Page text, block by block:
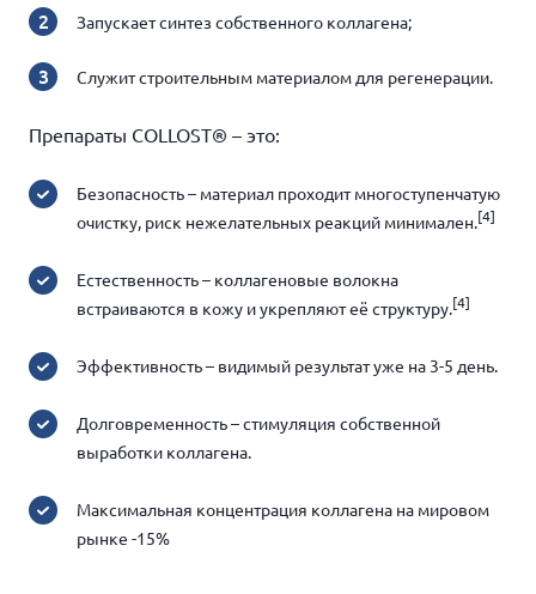
Запускает синтез собственного коллагена;
Служит строительным материалом для регенерации.
Препараты COLLOST® – это:
Безопасность – материал проходит многоступенчатую
очистку, риск нежелательных реакций минимален.[4]
Естественность – коллагеновые волокна
встраиваются в кожу и укрепляют её структуру.[4]
Эффективность – видимый результат уже на 3-5 день.
Долговременность – стимуляция собственной
выработки коллагена.
Максимальная концентрация коллагена на мировом
рынке -15%